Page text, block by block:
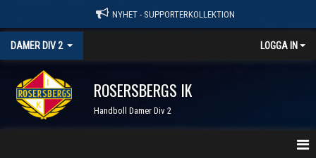
NYHET - SUPPORTERKOLLEKTION
DAMER DIV 2 LOGGA IN
ROSERSBERGS IK
Handboll Damer Div 2